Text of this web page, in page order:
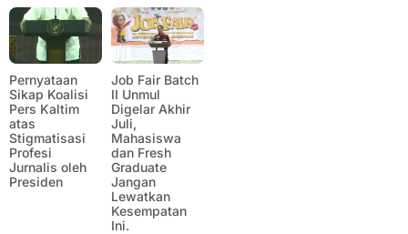
Pernyataan
Sikap Koalisi
Pers Kaltim
atas
Stigmatisasi
Profesi
Jurnalis oleh
Presiden
Job Fair Batch
II Unmul
Digelar Akhir
Juli,
Mahasiswa
dan Fresh
Graduate
Jangan
Lewatkan
Kesempatan
Ini.